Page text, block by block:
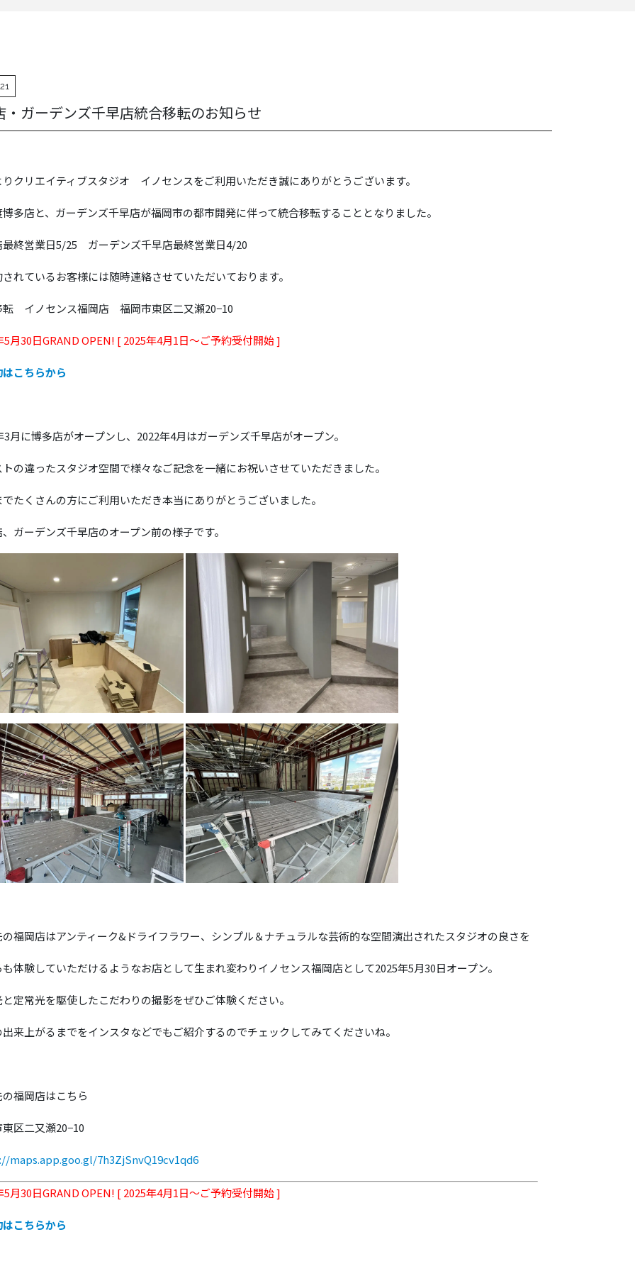
・ガーデンズ千早店統合移転のお知らせ
クリエイティブスタジオ イノセンスをご利用いただき誠にありがとうございます。
多店と、ガーデンズ千早店が福岡市の都市開発に伴って統合移転することとなりました。
最終営業日5/25 ガーデンズ千早店最終営業日4/20
れているお客様には随時連絡させていただいております。
転 イノセンス福岡店 福岡市東区二又瀬20−10
5月30日GRAND OPEN! [ 2025年4月1日～ご予約受付開始 ]
こちらから
3月に博多店がオープンし、2022年4月はガーデンズ千早店がオープン。
の違ったスタジオ空間で様々なご記念を一緒にお祝いさせていただきました。
たくさんの方にご利用いただき本当にありがとうございました。
ガーデンズ千早店のオープン前の様子です。
福岡店はアンティーク&ドライフラワー、シンプル＆ナチュラルな芸術的な空間演出されたスタジオの良さを
体験していただけるようなお店として生まれ変わりイノセンス福岡店として2025年5月30日オープン。
定常光を駆使したこだわりの撮影をぜひご体験ください。
来上がるまでをインスタなどでもご紹介するのでチェックしてみてくださいね。
福岡店はこちら
区二又瀬20−10
maps.app.goo.gl/7h3ZjSnvQ19cv1qd6
5月30日GRAND OPEN! [ 2025年4月1日～ご予約受付開始 ]
こちらから